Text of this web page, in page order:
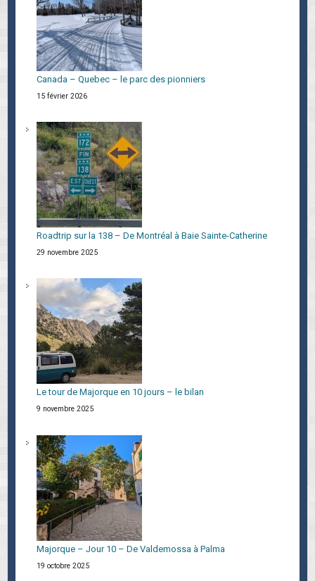
Canada – Quebec – le parc des pionniers
15 février 2026
Roadtrip sur la 138 – De Montréal à Baie Sainte-Catherine
29 novembre 2025
Le tour de Majorque en 10 jours – le bilan
9 novembre 2025
Majorque – Jour 10 – De Valdemossa à Palma
19 octobre 2025